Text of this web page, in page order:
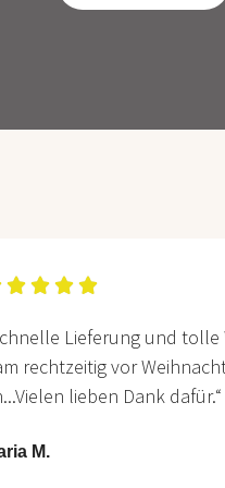
   
Lieferung und tolle
rechtzeitig vor
lieben Dank dafür.“
M.